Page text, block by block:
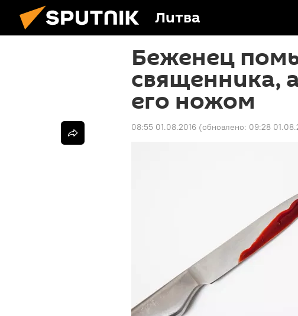
Литва
Беженец
священника,
его ножом
08:55 01.08.2016 (обновлено: 09:28